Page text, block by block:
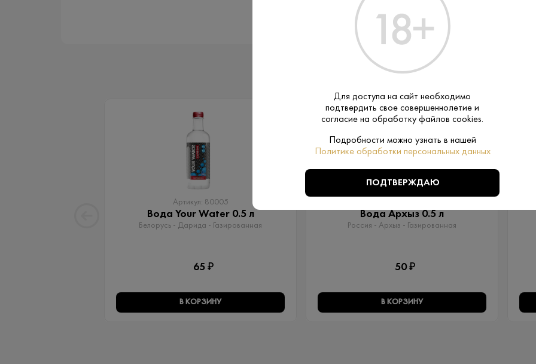
ПОХОЖИЕ
Артикул: 80005
Вода Your Water 0.5 л
Белорусь - Дарида - Газированная
65 ₽
В КОРЗИНУ
Вода Архыз 0.5 л
Россия - Архыз - Газированная
50 ₽
В КОРЗИНУ
Для доступа на сайт необходимо
подтвердить свое совершеннолетие и
согласие на обработку файлов cookies.
Подробности можно узнать в нашей
Политике обработки персональных данных
ПОДТВЕРЖДАЮ